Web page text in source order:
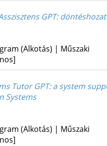
GPT:
(Alkotás) | Műszaki
Tutor GPT: a system
Systems
(Alkotás) | Műszaki